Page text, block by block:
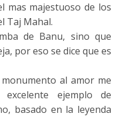
mas majestuoso de los
Taj Mahal.
de Banu, sino que
por eso se dice que es
al amor me
ejemplo de
basado en la leyenda